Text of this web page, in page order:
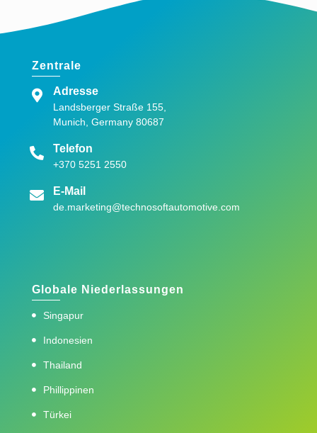
Zentrale
Adresse
Landsberger Straße 155,
Munich, Germany 80687
Telefon
+370 5251 2550
E-Mail
de.marketing@technosoftautomotive.com
Globale Niederlassungen
Singapur
Indonesien
Thailand
Phillippinen
Türkei